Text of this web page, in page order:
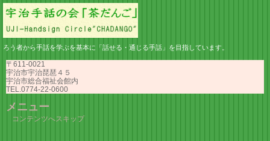
ろう者から手話を学ぶを基本に「話せる・通じる手話」を目指しています。
〒611-0021
宇治市宇治琵琶４５
宇治市総合福祉会館内
TEL.0774-22-0600
メニュー
コンテンツへスキップ